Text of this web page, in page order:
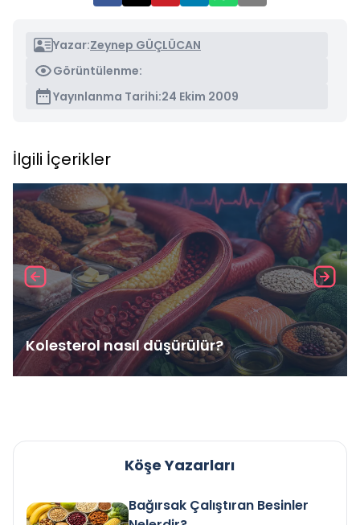
Yazar:Zeynep GÜÇLÜCAN
Görüntülenme:
Yayınlanma Tarihi:24 Ekim 2009
İlgili İçerikler
Kolesterol nasıl düşürülür?
Köşe Yazarları
Bağırsak Çalıştıran Besinler